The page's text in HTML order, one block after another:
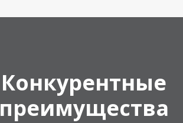
Конкурентные
преимущества